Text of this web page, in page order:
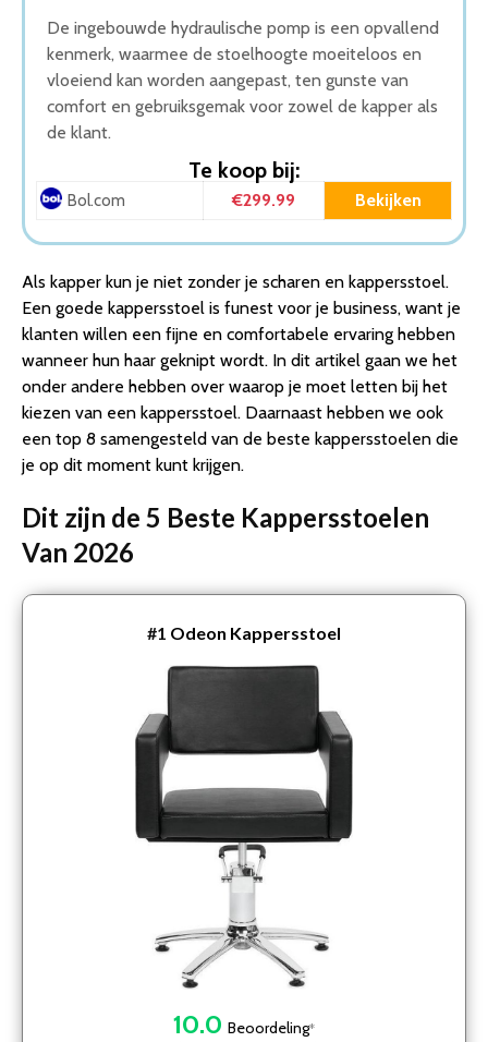
De ingebouwde hydraulische pomp is een opvallend
kenmerk, waarmee de stoelhoogte moeiteloos en
vloeiend kan worden aangepast, ten gunste van
comfort en gebruiksgemak voor zowel de kapper als
de klant.
Te koop bij:
Bol.com €299.99 Bekijken
Als kapper kun je niet zonder je scharen en kappersstoel.
Een goede kappersstoel is funest voor je business, want je
klanten willen een fijne en comfortabele ervaring hebben
wanneer hun haar geknipt wordt. In dit artikel gaan we het
onder andere hebben over waarop je moet letten bij het
kiezen van een kappersstoel. Daarnaast hebben we ook
een top 8 samengesteld van de beste kappersstoelen die
je op dit moment kunt krijgen.
Dit zijn de 5 Beste Kappersstoelen
Van 2026
#1 Odeon Kappersstoel
10.0 Beoordeling*